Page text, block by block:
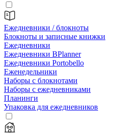
Ежедневники / блокноты
Блокноты и записные книжки
Ежедневники
Ежедневники BPlanner
Ежедневники Portobello
Еженедельники
Наборы с блокнотами
Наборы с ежедневниками
Планинги
Упаковка для ежедневников